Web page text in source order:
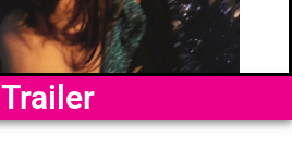
Trailer